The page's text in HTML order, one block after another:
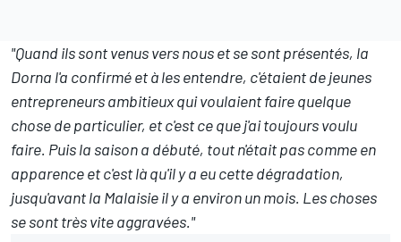
"Quand ils sont venus vers nous et se sont présentés, la
Dorna l'a confirmé et à les entendre, c'étaient de jeunes
entrepreneurs ambitieux qui voulaient faire quelque
chose de particulier, et c'est ce que j'ai toujours voulu
faire. Puis la saison a débuté, tout n'était pas comme en
apparence et c'est là qu'il y a eu cette dégradation,
jusqu'avant la Malaisie il y a environ un mois. Les choses
se sont très vite aggravées."